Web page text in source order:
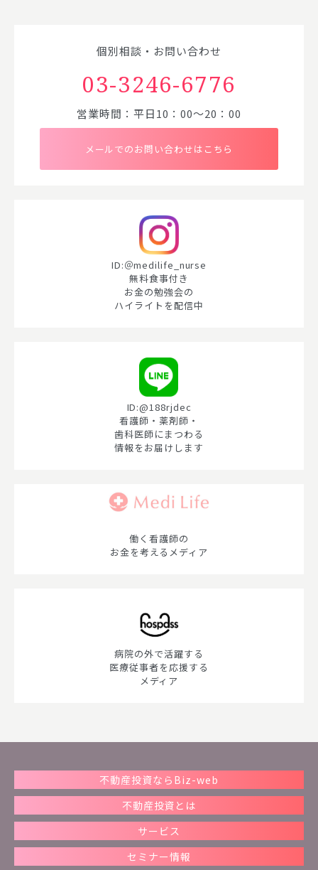
個別相談・お問い合わせ
03-3246-6776
営業時間：平日10：00〜20：00
メールでのお問い合わせはこちら
ID:＠medilife_nurse
無料食事付き
お金の勉強会の
ハイライトを配信中
ID:@188rjdec
看護師・薬剤師・
歯科医師にまつわる
情報をお届けします
働く看護師の
お金を考えるメディア
病院の外で活躍する
医療従事者を応援する
メディア
不動産投資ならBiz-web
不動産投資とは
サービス
セミナー情報